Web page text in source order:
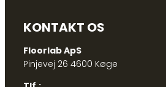
KONTAKT OS
Floorlab ApS
Pinjevej 26 4600 Køge